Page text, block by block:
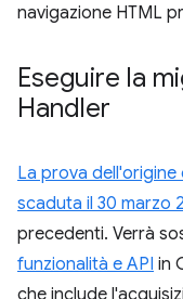
navigazione HTML
Eseguire la
Handler
La prova dell'origine
scaduta il 30 marzo
precedenti. Verrà
funzionalità e API in
che include